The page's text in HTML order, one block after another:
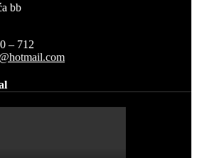
bb
– 712